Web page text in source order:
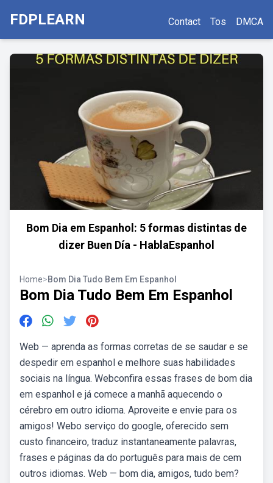
FDPLEARN Contact Tos DMCA
Bom Dia em Espanhol: 5 formas distintas de
dizer Buen Día - HablaEspanhol
Home>Bom Dia Tudo Bem Em Espanhol
Bom Dia Tudo Bem Em Espanhol
Web — aprenda as formas corretas de se saudar e se
despedir em espanhol e melhore suas habilidades
sociais na língua. Webconfira essas frases de bom dia
em espanhol e já comece a manhã aquecendo o
cérebro em outro idioma. Aproveite e envie para os
amigos! Webo serviço do google, oferecido sem
custo financeiro, traduz instantaneamente palavras,
frases e páginas da do português para mais de cem
outros idiomas. Web — bom dia, amigos, tudo bem?